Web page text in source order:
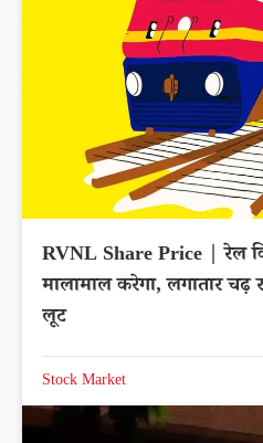
RVNL Share Price | रेल
मालामाल करेगा, लगातार चढ़
लूट
Stock Market